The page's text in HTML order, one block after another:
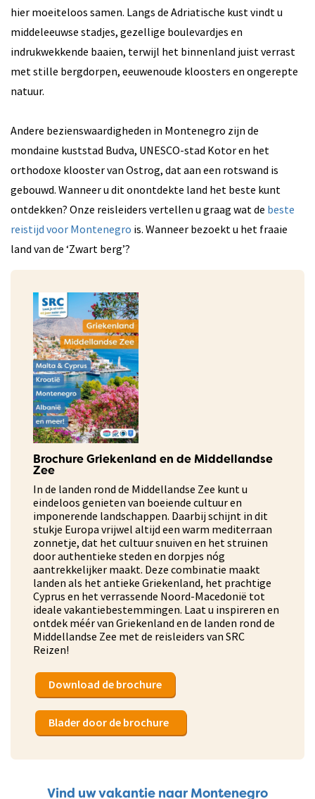
hier moeiteloos samen. Langs de Adriatische kust vindt u
middeleeuwse stadjes, gezellige boulevardjes en
indrukwekkende baaien, terwijl het binnenland juist verrast
met stille bergdorpen, eeuwenoude kloosters en ongerepte
natuur.
Andere bezienswaardigheden in Montenegro zijn de
mondaine kuststad Budva, UNESCO-stad Kotor en het
orthodoxe klooster van Ostrog, dat aan een rotswand is
gebouwd. Wanneer u dit onontdekte land het beste kunt
ontdekken? Onze reisleiders vertellen u graag wat de beste
reistijd voor Montenegro is. Wanneer bezoekt u het fraaie
land van de ‘Zwart berg’?
Brochure Griekenland en de Middellandse
Zee
In de landen rond de Middellandse Zee kunt u
eindeloos genieten van boeiende cultuur en
imponerende landschappen. Daarbij schijnt in dit
stukje Europa vrijwel altijd een warm mediterraan
zonnetje, dat het cultuur snuiven en het struinen
door authentieke steden en dorpjes nóg
aantrekkelijker maakt. Deze combinatie maakt
landen als het antieke Griekenland, het prachtige
Cyprus en het verrassende Noord-Macedonië tot
ideale vakantiebestemmingen. Laat u inspireren en
ontdek méér van Griekenland en de landen rond de
Middellandse Zee met de reisleiders van SRC
Reizen!
Download de brochure
Blader door de brochure
Vind uw vakantie naar Montenegro